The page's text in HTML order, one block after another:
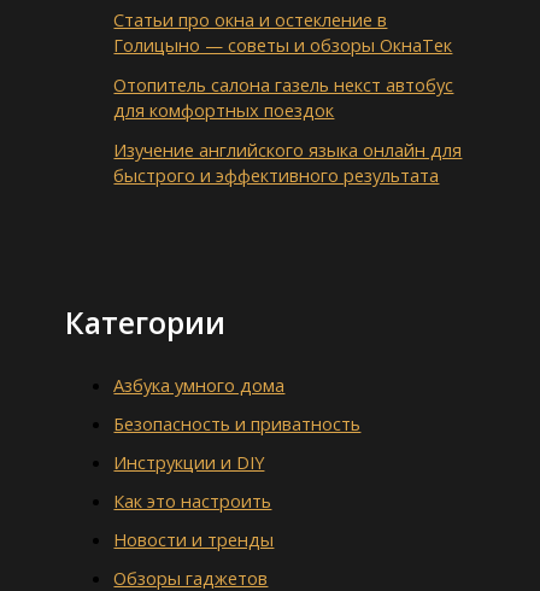
Статьи про окна и остекление в
Голицыно — советы и обзоры ОкнаТек
Отопитель салона газель некст автобус
для комфортных поездок
Изучение английского языка онлайн для
быстрого и эффективного результата
Категории
Азбука умного дома
Безопасность и приватность
Инструкции и DIY
Как это настроить
Новости и тренды
Обзоры гаджетов